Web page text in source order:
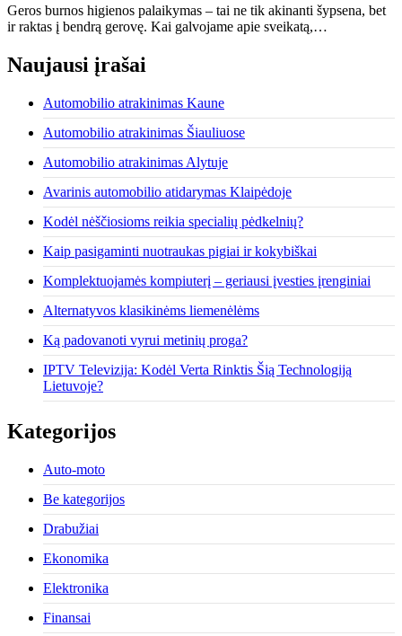
Geros burnos higienos palaikymas – tai ne tik akinanti šypsena, bet
ir raktas į bendrą gerovę. Kai galvojame apie sveikatą,…
Naujausi įrašai
Automobilio atrakinimas Kaune
Automobilio atrakinimas Šiauliuose
Automobilio atrakinimas Alytuje
Avarinis automobilio atidarymas Klaipėdoje
Kodėl nėščiosioms reikia specialių pėdkelnių?
Kaip pasigaminti nuotraukas pigiai ir kokybiškai
Komplektuojamės kompiuterį – geriausi įvesties įrenginiai
Alternatyvos klasikinėms liemenėlėms
Ką padovanoti vyrui metinių proga?
IPTV Televizija: Kodėl Verta Rinktis Šią Technologiją
Lietuvoje?
Kategorijos
Auto-moto
Be kategorijos
Drabužiai
Ekonomika
Elektronika
Finansai